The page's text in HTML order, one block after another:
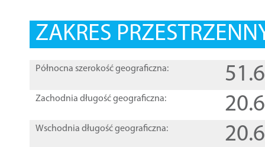
ZAKRES
Północna szerokość geograficzna:
Zachodnia długość geograficzna:
Wschodnia długość geograficzna: